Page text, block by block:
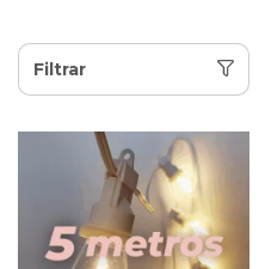
Filtrar